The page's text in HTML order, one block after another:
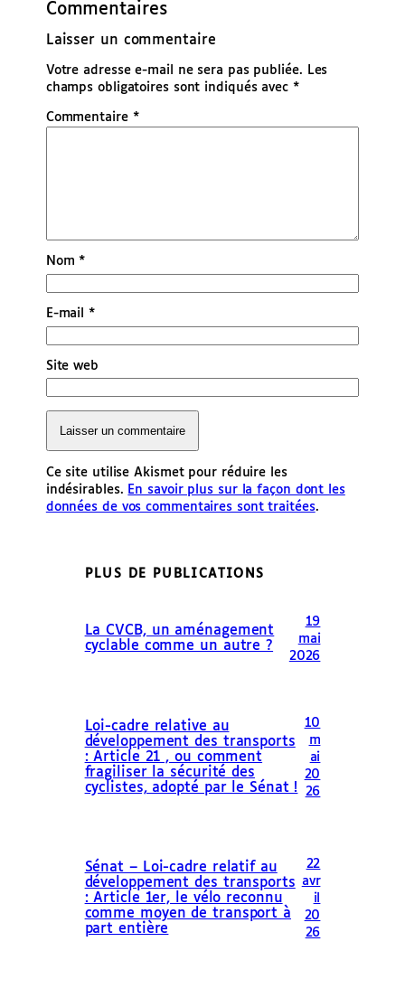
Commentaires
Laisser un commentaire
Votre adresse e-mail ne sera pas publiée.
Les
champs obligatoires sont indiqués avec *
Commentaire *
Nom*
E-mail*
Site web
Ce site utilise Akismet pour réduire les
indésirables. En savoir plus sur la façon dont les
données de vos commentaires sont traitées.
PLUS DE PUBLICATIONS
La CVCB, un aménagement
cyclable comme un autre ?
19
mai
2026
Loi-cadre relative au
développement des transports
: Article 21 , ou comment
fragiliser la sécurité des
cyclistes, adopté par le Sénat !
10
m
ai
20
26
Sénat – Loi-cadre relatif au
développement des transports
: Article 1er, le vélo reconnu
comme moyen de transport à
part entière
22
avr
il
20
26